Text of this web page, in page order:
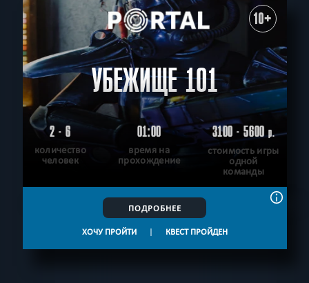
10+
УБЕЖИЩЕ 101
2 - 6
количество
человек
01:00
время на
прохождение
3100 - 5600р.
стоимость игры
одной
команды
ПОДРОБНЕЕ
ХОЧУ ПРОЙТИ | КВЕСТ ПРОЙДЕН